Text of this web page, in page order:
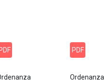
PDF PDF
Ordenanza